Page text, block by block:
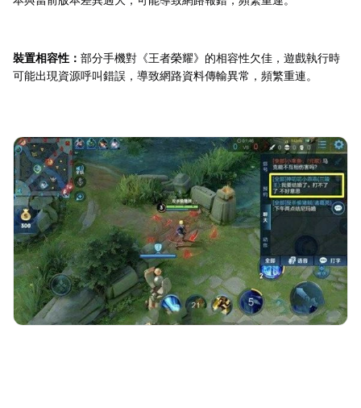
裝置相容性： 部分手機對《王者榮耀》的相容性欠佳，遊戲執行時
可能出現資源呼叫錯誤，導致網路資料傳輸異常，頻繁重連。